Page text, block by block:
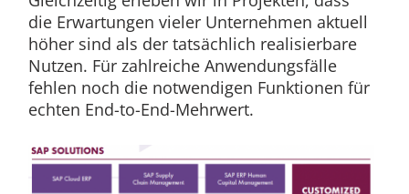
die Erwartungen vieler Unternehmen aktuell
höher sind als der tatsächlich realisierbare
Nutzen. Für zahlreiche Anwendungsfälle
fehlen noch die notwendigen Funktionen für
echten End-to-End-Mehrwert.